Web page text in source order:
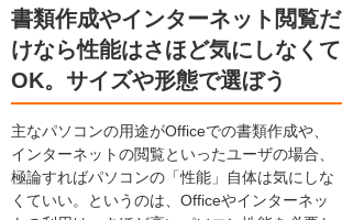
書類作成やインターネット閲覧だ
けなら性能はさほど気にしなくて
OK。サイズや形態で選ぼう
主なパソコンの用途がOfficeでの書類作成や、
インターネットの閲覧といったユーザの場合、
極論すればパソコンの「性能」自体は気にしな
くていい。というのは、Officeやインターネッ